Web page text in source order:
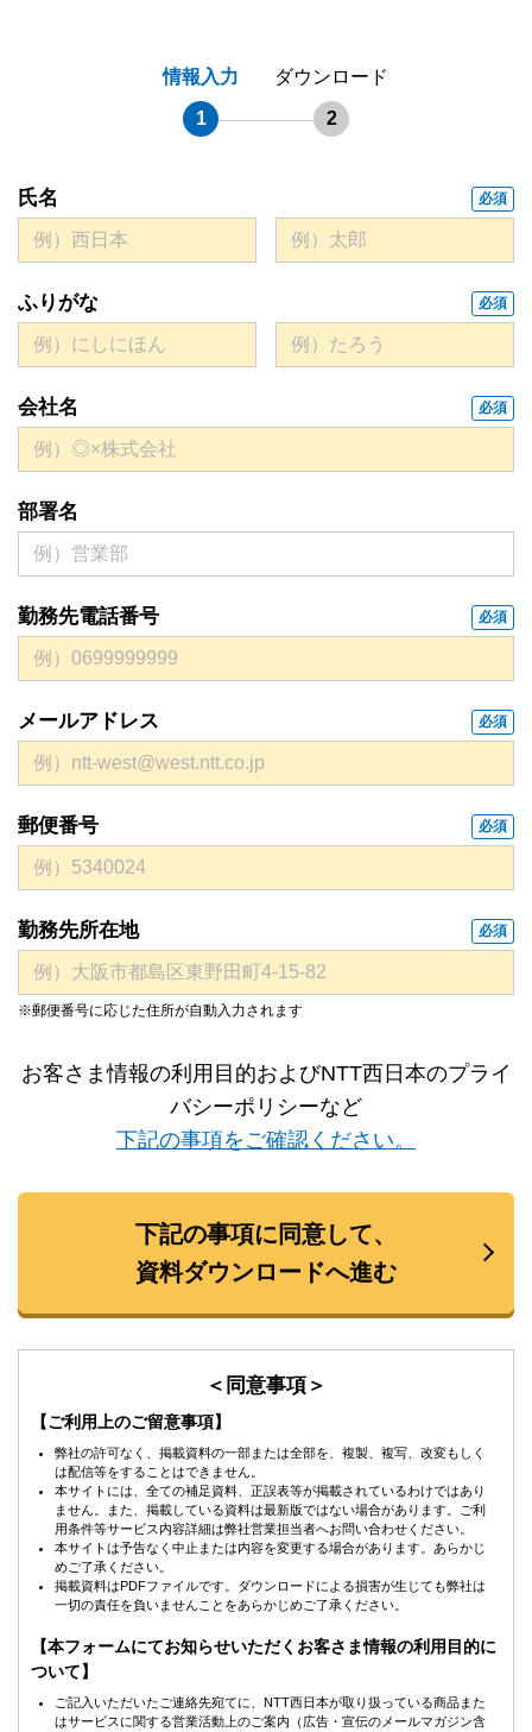
情報入力
1
ダウンロード
2
氏名 必須
ふりがな 必須
会社名 必須
部署名
勤務先電話番号 必須
メールアドレス 必須
郵便番号 必須
勤務先所在地 必須
※郵便番号に応じた住所が自動入力されます
お客さま情報の利用目的およびNTT西日本のプライ
バシーポリシーなど
下記の事項をご確認ください。
下記の事項に同意して、
資料ダウンロードへ進む
＜同意事項＞
【ご利用上のご留意事項】
弊社の許可なく、掲載資料の一部または全部を、複製、複写、改変もしく
は配信等をすることはできません。
本サイトには、全ての補足資料、正誤表等が掲載されているわけではあり
ません。また、掲載している資料は最新版ではない場合があります。ご利
用条件等サービス内容詳細は弊社営業担当者へお問い合わせください。
本サイトは予告なく中止または内容を変更する場合があります。あらかじ
めご了承ください。
掲載資料はPDFファイルです。ダウンロードによる損害が生じても弊社は
一切の責任を負いませんことをあらかじめご了承ください。
【本フォームにてお知らせいただくお客さま情報の利用目的に
ついて】
ご記入いただいたご連絡先宛てに、NTT西日本が取り扱っている商品また
はサービスに関する営業活動上のご案内（広告・宣伝のメールマガジン含